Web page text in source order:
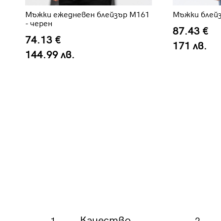
Мъжки ежедневен блейзър M161
- черен
74.13 €
144.99 лв.
Мъжки
87.43 €
171 лв.